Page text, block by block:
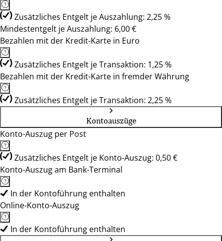
Zusätzliches Entgelt je Auszahlung: 2,25 %
Mindestentgelt je Auszahlung: 6,00 €
Bezahlen mit der Kredit-Karte in Euro
Zusätzliches Entgelt je Transaktion: 1,25 %
Bezahlen mit der Kredit-Karte in fremder Währung
Zusätzliches Entgelt je Transaktion: 2,25 %
Kontoauszüge
Konto-Auszug per Post
Zusätzliches Entgelt je Konto-Auszug: 0,50 €
Konto-Auszug am Bank-Terminal
In der Kontoführung enthalten
Online-Konto-Auszug
In der Kontoführung enthalten